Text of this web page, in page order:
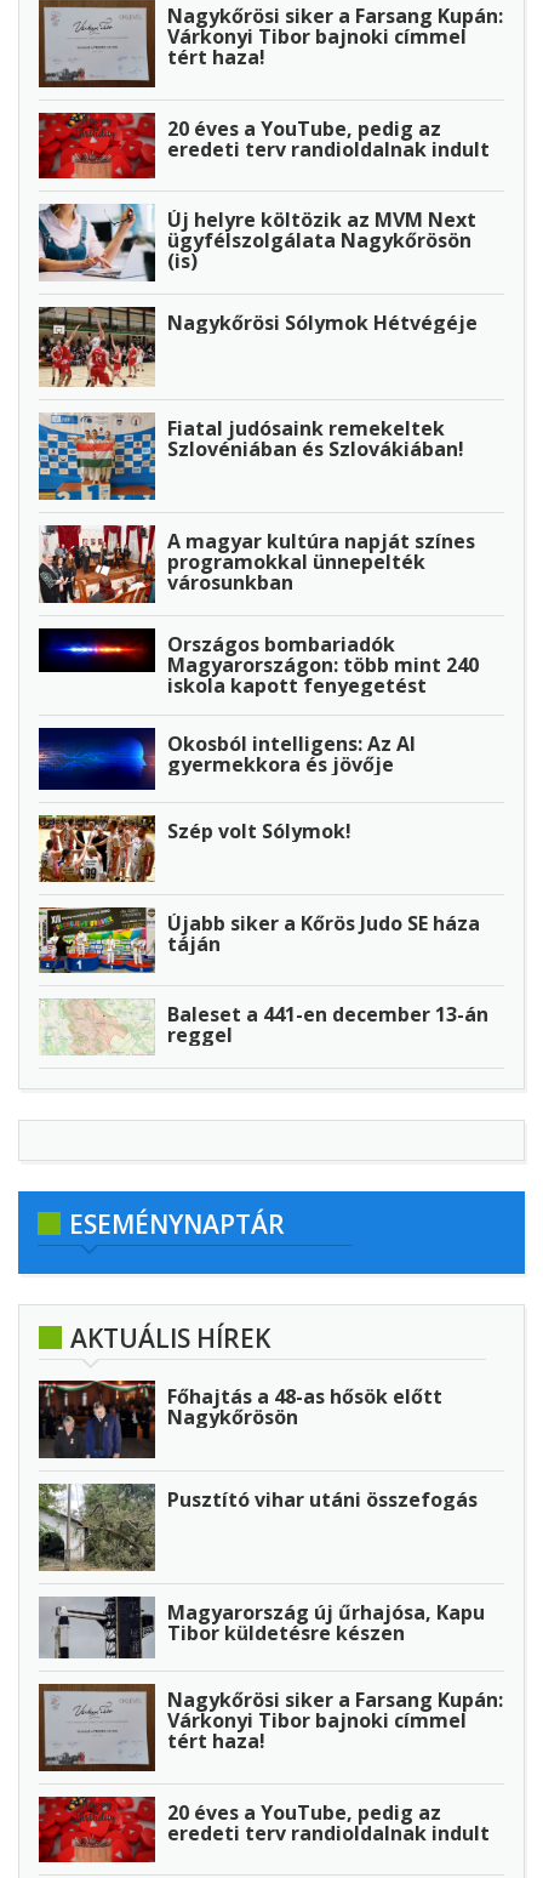
Nagykőrösi siker a Farsang Kupán:
Várkonyi Tibor bajnoki címmel
tért haza!
20 éves a YouTube, pedig az
eredeti terv randioldalnak indult
Új helyre költözik az MVM Next
ügyfélszolgálata Nagykőrösön
(is)
Nagykőrösi Sólymok Hétvégéje
Fiatal judósaink remekeltek
Szlovéniában és Szlovákiában!
A magyar kultúra napját színes
programokkal ünnepelték
városunkban
Országos bombariadók
Magyarországon: több mint 240
iskola kapott fenyegetést
Okosból intelligens: Az AI
gyermekkora és jövője
Szép volt Sólymok!
Újabb siker a Kőrös Judo SE háza
táján
Baleset a 441-en december 13-án
reggel
ESEMÉNYNAPTÁR
AKTUÁLIS HÍREK
Főhajtás a 48-as hősök előtt
Nagykőrösön
Pusztító vihar utáni összefogás
Magyarország új űrhajósa, Kapu
Tibor küldetésre készen
Nagykőrösi siker a Farsang Kupán:
Várkonyi Tibor bajnoki címmel
tért haza!
20 éves a YouTube, pedig az
eredeti terv randioldalnak indult